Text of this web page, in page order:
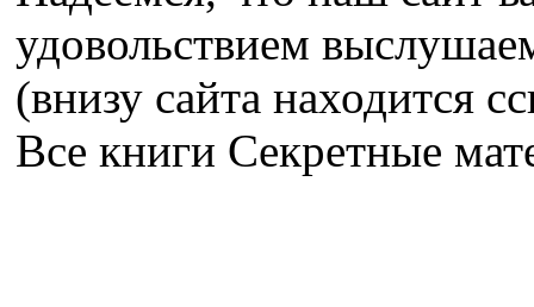
удовольствием
(внизу сайта находится
Все книги Секретные